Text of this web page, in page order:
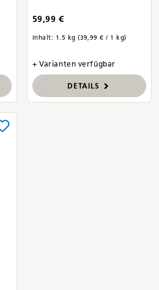
59,99 €
Inhalt: 1.5 kg(39,99 € / 1 kg)
+ Varianten verfügbar
DETAILS